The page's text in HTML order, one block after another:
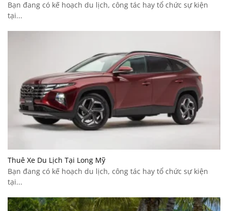
Bạn đang có kế hoạch du lịch, công tác hay tổ chức sự kiện
tại...
Thuê Xe Du Lịch Tại Long Mỹ
Bạn đang có kế hoạch du lịch, công tác hay tổ chức sự kiện
tại...